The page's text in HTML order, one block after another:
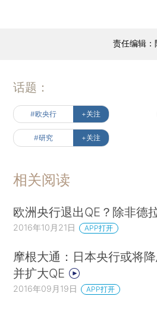
责任编辑
话题：
#欧央行 +关注
#研究 +关注
相关阅读
欧洲央行退出QE？除非德
2016年10月21日 APP打开
摩根大通：日本央行或将
并扩大QE
2016年09月19日 APP打开